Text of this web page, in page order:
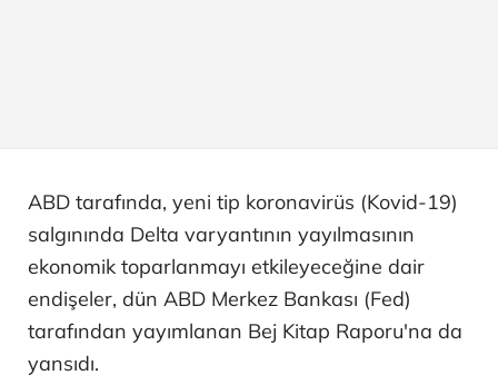
ABD tarafında, yeni tip koronavirüs (Kovid-19)
salgınında Delta varyantının yayılmasının
ekonomik toparlanmayı etkileyeceğine dair
endişeler, dün ABD Merkez Bankası (Fed)
tarafından yayımlanan Bej Kitap Raporu'na da
yansıdı.